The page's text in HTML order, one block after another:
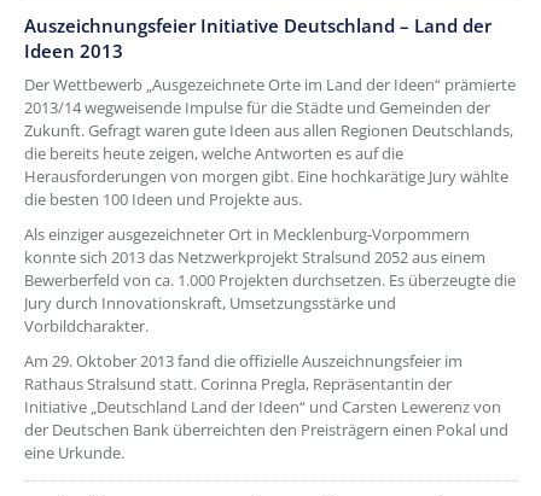
Auszeichnungsfeier Initiative Deutschland – Land der
Ideen 2013
Der Wettbewerb „Ausgezeichnete Orte im Land der Ideen“ prämierte
2013/14 wegweisende Impulse für die Städte und Gemeinden der
Zukunft. Gefragt waren gute Ideen aus allen Regionen Deutschlands,
die bereits heute zeigen, welche Antworten es auf die
Herausforderungen von morgen gibt. Eine hochkarätige Jury wählte
die besten 100 Ideen und Projekte aus.
Als einziger ausgezeichneter Ort in Mecklenburg-Vorpommern
konnte sich 2013 das Netzwerkprojekt Stralsund 2052 aus einem
Bewerberfeld von ca. 1.000 Projekten durchsetzen. Es überzeugte die
Jury durch Innovationskraft, Umsetzungsstärke und
Vorbildcharakter.
Am 29. Oktober 2013 fand die offizielle Auszeichnungsfeier im
Rathaus Stralsund statt. Corinna Pregla, Repräsentantin der
Initiative „Deutschland Land der Ideen“ und Carsten Lewerenz von
der Deutschen Bank überreichten den Preisträgern einen Pokal und
eine Urkunde.